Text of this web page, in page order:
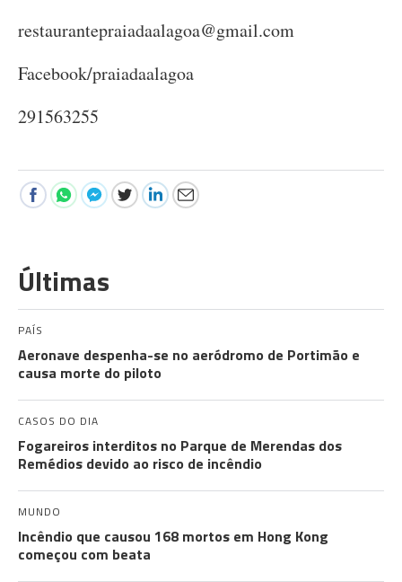
restaurantepraiadaalagoa@gmail.com
Facebook/praiadaalagoa
291563255
Últimas
PAÍS
Aeronave despenha-se no aeródromo de Portimão e
causa morte do piloto
CASOS DO DIA
Fogareiros interditos no Parque de Merendas dos
Remédios devido ao risco de incêndio
MUNDO
Incêndio que causou 168 mortos em Hong Kong
começou com beata